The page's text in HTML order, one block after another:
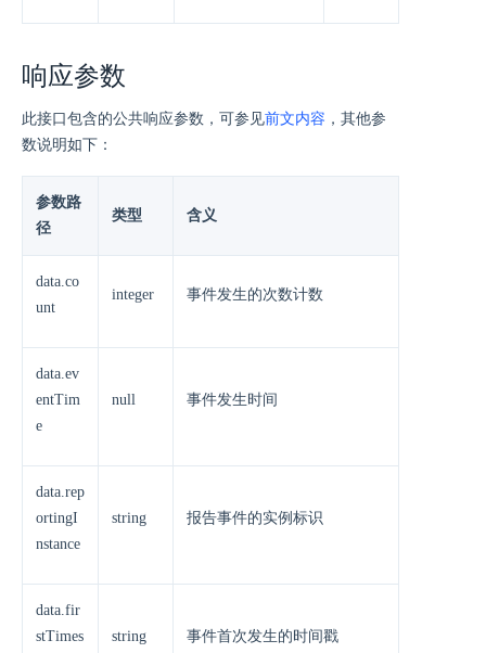
响应参数
此接口包含的公共响应参数，可参见前文内容 ，其他参
数说明如下：
参数路
径
类型 含义
data.co
unt
integer 事件发生的次数计数
data.ev
entTim
e
null 事件发生时间
data.rep
ortingI
nstance
string 报告事件的实例标识
data.fir
stTimes
string 事件首次发生的时间戳